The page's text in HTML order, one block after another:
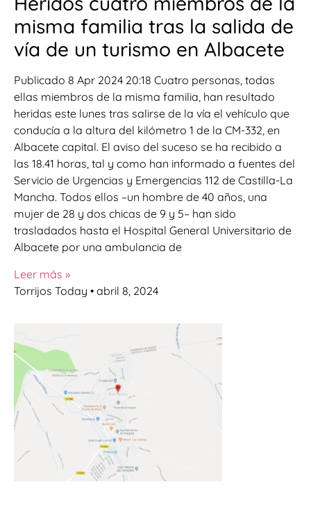
misma familia tras la salida de
vía de un turismo en Albacete
Publicado 8 Apr 2024 20:18 Cuatro personas, todas
ellas miembros de la misma familia, han resultado
heridas este lunes tras salirse de la vía el vehículo que
conducía a la altura del kilómetro 1 de la CM-332, en
Albacete capital. El aviso del suceso se ha recibido a
las 18.41 horas, tal y como han informado a fuentes del
Servicio de Urgencias y Emergencias 112 de Castilla-La
Mancha. Todos ellos –un hombre de 40 años, una
mujer de 28 y dos chicas de 9 y 5– han sido
trasladados hasta el Hospital General Universitario de
Albacete por una ambulancia de
Leer más »
Torrijos Today
abril 8, 2024